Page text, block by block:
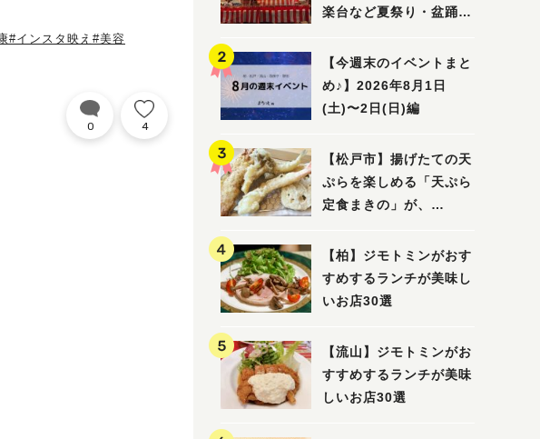
#インスタ映え #美容
0 4
楽台など夏祭り・盆踊り
【今週末のイベントまと
め♪】2026年8月1日
(土)〜2日(日)編
【松戸市】揚げたての天
ぷらを楽しめる「天ぷら
定食まきの」が、
【柏】ジモトミンがおす
すめするランチが美味し
いお店30選
【流山】ジモトミンがお
すすめするランチが美味
しいお店30選